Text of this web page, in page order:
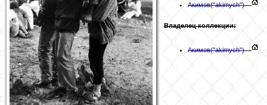
Акимов("akimych")
Владелец коллекции:
Акимов("akimych")